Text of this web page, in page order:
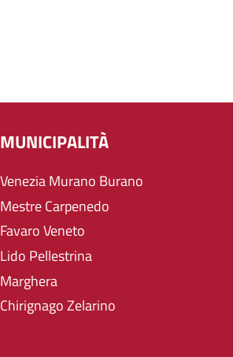
MUNICIPALITÀ
Venezia Murano Burano
Mestre Carpenedo
Favaro Veneto
Lido Pellestrina
Marghera
Chirignago Zelarino